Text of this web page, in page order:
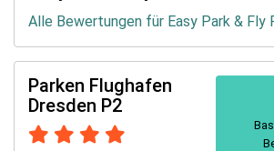
Alle Bewertungen für Easy Park & Fly
Parken Flughafen
Dresden P2